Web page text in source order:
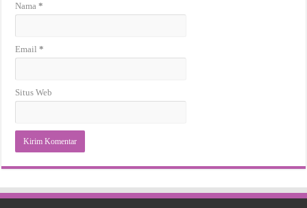
Nama*
Email*
Situs Web